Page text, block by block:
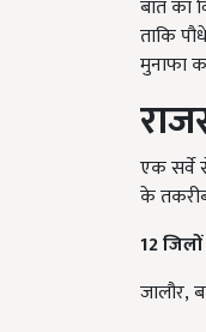
बात का
ताकि
मुनाफा
एक सर्वे
के
12
जालौर,